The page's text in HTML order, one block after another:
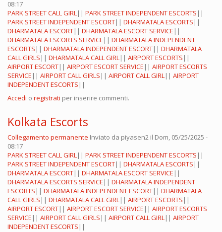
08:17
PARK STREET CALL GIRL|| PARK STREET INDEPENDENT ESCORTS ||
PARK STREET INDEPENDENT ESCORT|| DHARMATALA ESCORTS ||
DHARMATALA ESCORT|| DHARMATALA ESCORT SERVICE ||
DHARMATALA ESCORTS SERVICE || DHARMATALA INDEPENDENT
ESCORTS || DHARMATALA INDEPENDENT ESCORT|| DHARMATALA
CALL GIRLS || DHARMATALA CALL GIRL|| AIRPORT ESCORTS ||
AIRPORT ESCORT|| AIRPORT ESCORT SERVICE || AIRPORT ESCORTS
SERVICE || AIRPORT CALL GIRLS || AIRPORT CALL GIRL|| AIRPORT
INDEPENDENT ESCORTS ||
Accedi o registrati per inserire commenti.
Kolkata Escorts
Collegamento permanente Inviato da piyasen2 il Dom, 05/25/2025 -
08:17
PARK STREET CALL GIRL|| PARK STREET INDEPENDENT ESCORTS ||
PARK STREET INDEPENDENT ESCORT|| DHARMATALA ESCORTS ||
DHARMATALA ESCORT|| DHARMATALA ESCORT SERVICE ||
DHARMATALA ESCORTS SERVICE || DHARMATALA INDEPENDENT
ESCORTS || DHARMATALA INDEPENDENT ESCORT|| DHARMATALA
CALL GIRLS || DHARMATALA CALL GIRL|| AIRPORT ESCORTS ||
AIRPORT ESCORT|| AIRPORT ESCORT SERVICE || AIRPORT ESCORTS
SERVICE || AIRPORT CALL GIRLS || AIRPORT CALL GIRL|| AIRPORT
INDEPENDENT ESCORTS ||